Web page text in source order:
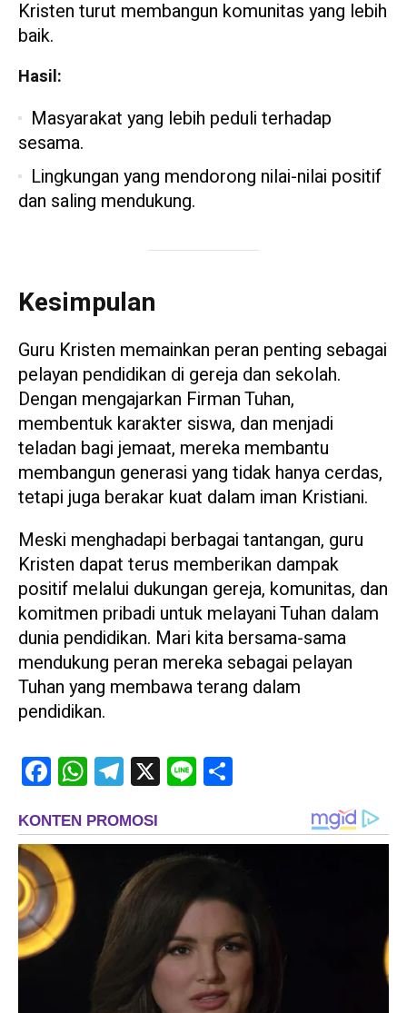
Kristen turut membangun komunitas yang lebih
baik.
Hasil:
Masyarakat yang lebih peduli terhadap
sesama.
Lingkungan yang mendorong nilai-nilai positif
dan saling mendukung.
Kesimpulan
Guru Kristen memainkan peran penting sebagai
pelayan pendidikan di gereja dan sekolah.
Dengan mengajarkan Firman Tuhan,
membentuk karakter siswa, dan menjadi
teladan bagi jemaat, mereka membantu
membangun generasi yang tidak hanya cerdas,
tetapi juga berakar kuat dalam iman Kristiani.
Meski menghadapi berbagai tantangan, guru
Kristen dapat terus memberikan dampak
positif melalui dukungan gereja, komunitas, dan
komitmen pribadi untuk melayani Tuhan dalam
dunia pendidikan. Mari kita bersama-sama
mendukung peran mereka sebagai pelayan
Tuhan yang membawa terang dalam
pendidikan.
FacebookWhatsAppTelegram
X Line